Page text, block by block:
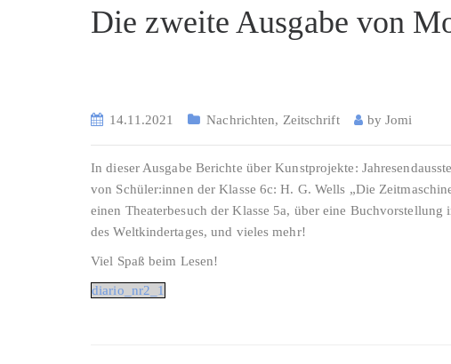
Die zweite Ausgabe von
14.11.2021 Nachrichten, Zeitschrift byJomi
In dieser Ausgabe Berichte über Kunstprojekte:
von Schüler:innen der Klasse 6c: H. G. Wells „Die
einen Theaterbesuch der Klasse 5a, über eine
des Weltkindertages, und vieles mehr!
Viel Spaß beim Lesen!
diario_nr2_1